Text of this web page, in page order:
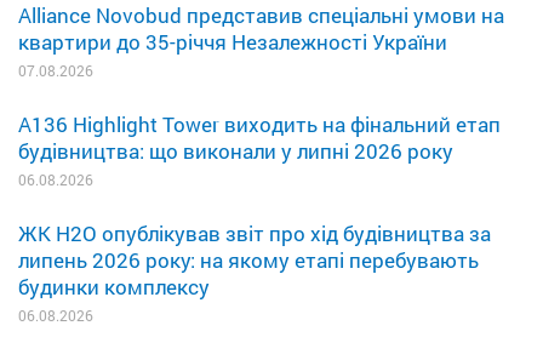
Alliance Novobud представив спеціальні умови на
квартири до 35-річчя Незалежності України
07.08.2026
A136 Highlight Tower виходить на фінальний етап
будівництва: що виконали у липні 2026 року
06.08.2026
ЖК H2O опублікував звіт про хід будівництва за
липень 2026 року: на якому етапі перебувають
будинки комплексу
06.08.2026